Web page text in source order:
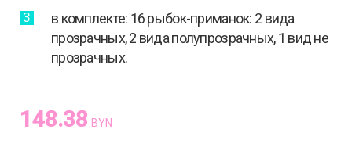
в комплекте: 16 рыбок-приманок: 2 вида
прозрачных, 2 вида полупрозрачных, 1 вид не
прозрачных.
148.38 BYN